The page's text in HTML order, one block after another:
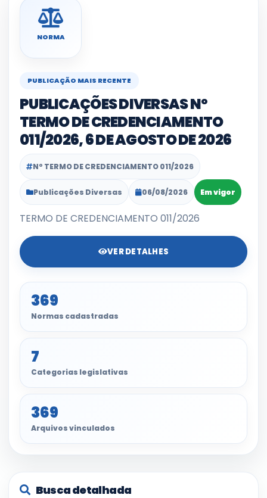
NORMA
PUBLICAÇÃO MAIS RECENTE
PUBLICAÇÕES DIVERSAS Nº
TERMO DE CREDENCIAMENTO
011/2026, 6 DE AGOSTO DE 2026
Nº TERMO DE CREDENCIAMENTO 011/2026
Publicações Diversas 06/08/2026 Em vigor
TERMO DE CREDENCIAMENTO 011/2026
VER DETALHES
369
Normas cadastradas
7
Categorias legislativas
369
Arquivos vinculados
Busca detalhada